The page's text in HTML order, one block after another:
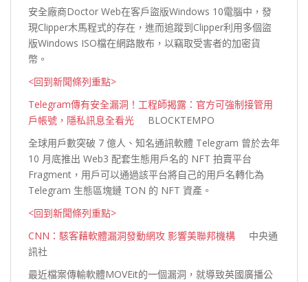
安全廠商Doctor Web在客戶盜版Windows 10電腦中，發
現Clipper木馬程式的存在，進而追蹤到Clipper利用多個盜
版Windows ISO檔在網路散布，以竊取受害者的加密貨
幣。
<回到新聞條列重點>
Telegram傳有安全漏洞！工程師揭露：官方可強制接管用
戶帳號，隱私訊息全看光 BLOCKTEMPO
全球用戶數突破 7 億人、知名通訊軟體 Telegram 曾於去年
10 月底推出 Web3 配套生態用戶名的 NFT 拍賣平台
Fragment，用戶可以通過該平台將自己的用戶名轉化為
Telegram 生態區塊鏈 TON 的 NFT 資產。
<回到新聞條列重點>
CNN：駭客藉軟體漏洞發動網攻 影響美聯邦機構 中央通
訊社
最近檔案傳輸軟體MOVEit的一個漏洞，就導致英國廣播公